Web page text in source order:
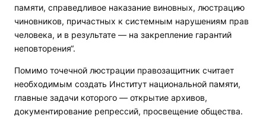
памяти, справедливое наказание виновных, люстрацию
чиновников, причастных к системным нарушениям прав
человека, и в результате — на закрепление гарантий
неповторения“.
Помимо точечной люстрации правозащитник считает
необходимым создать Институт национальной памяти,
главные задачи которого — открытие архивов,
документирование репрессий, просвещение общества.